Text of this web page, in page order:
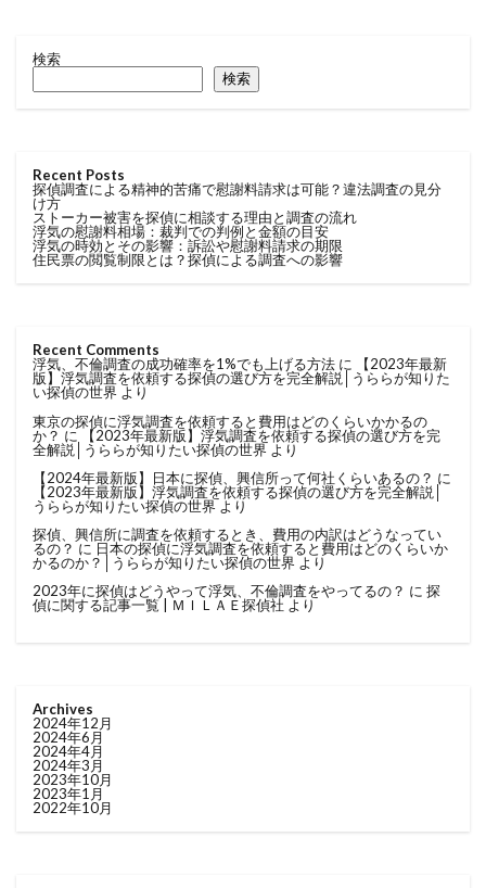
検索
検索
Recent Posts
探偵調査による精神的苦痛で慰謝料請求は可能？違法調査の見分
け方
ストーカー被害を探偵に相談する理由と調査の流れ
浮気の慰謝料相場：裁判での判例と金額の目安
浮気の時効とその影響：訴訟や慰謝料請求の期限
住民票の閲覧制限とは？探偵による調査への影響
Recent Comments
浮気、不倫調査の成功確率を1%でも上げる方法 に
【2023年最新
版】浮気調査を依頼する探偵の選び方を完全解説│うららが知りた
い探偵の世界 より
東京の探偵に浮気調査を依頼すると費用はどのくらいかかるの
か？ に 【2023年最新版】浮気調査を依頼する探偵の選び方を完
全解説│うららが知りたい探偵の世界より
【2024年最新版】日本に探偵、興信所って何社くらいあるの？ に
【2023年最新版】浮気調査を依頼する探偵の選び方を完全解説│
うららが知りたい探偵の世界 より
探偵、興信所に調査を依頼するとき、費用の内訳はどうなってい
るの？ に 日本の探偵に浮気調査を依頼すると費用はどのくらいか
かるのか？│うららが知りたい探偵の世界 より
2023年に探偵はどうやって浮気、不倫調査をやってるの？ に 探
偵に関する記事一覧 | ＭＩＬＡＥ探偵社 より
Archives
2024年12月
2024年6月
2024年4月
2024年3月
2023年10月
2023年1月
2022年10月